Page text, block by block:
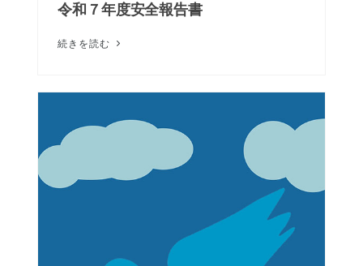
令和７年度安全報告書
続きを読む